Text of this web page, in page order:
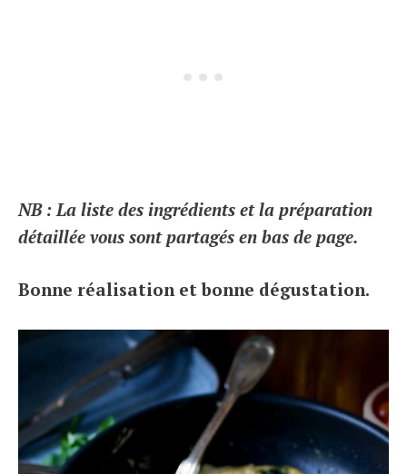
NB : La liste des ingrédients et la préparation
détaillée vous sont partagés en bas de page.
Bonne réalisation et bonne dégustation.